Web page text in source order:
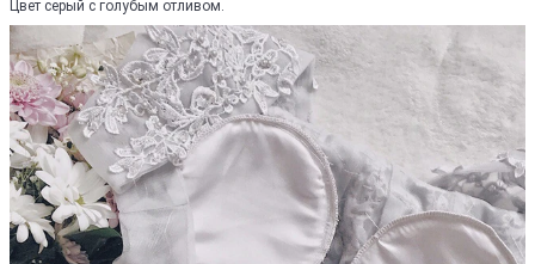
Цвет серый с голубым отливом.